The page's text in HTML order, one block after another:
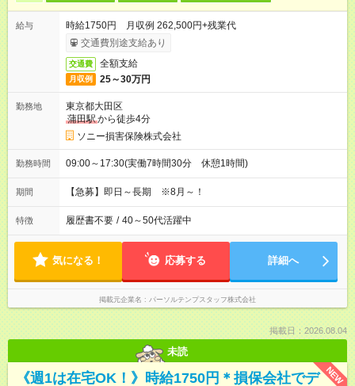
給与
時給1750円 月収例 262,500円+残業代
交通費別途支給あり
交通費 全額支給
月収例 25～30万円
勤務地
東京都大田区
蒲田駅から徒歩4分
ソニー損害保険株式会社
勤務時間 09:00～17:30(実働7時間30分 休憩1時間)
期間 【急募】即日～長期 ※8月～！
特徴 履歴書不要 / 40～50代活躍中
気になる！ 応募する 詳細へ
掲載元企業名 パーソルテンプスタッフ株式会社
掲載日：2026.08.04
未読
NEW
《週1は在宅OK！》時給1750円＊損保会社でデ